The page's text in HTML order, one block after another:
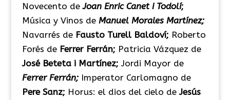
Novecento deJoan Enric Canet i Todolí;
Música y Vinos de Manuel Morales Martínez;
Navarrés de Fausto Turell Baldoví; Roberto
Forés de Ferrer Ferrán; Patricia Vázquez de
José Beteta i Martínez; Jordi Mayor de
Ferrer Ferrán; Imperator Carlomagno de
Pere Sanz; Horus: el dios del cielo deJesús